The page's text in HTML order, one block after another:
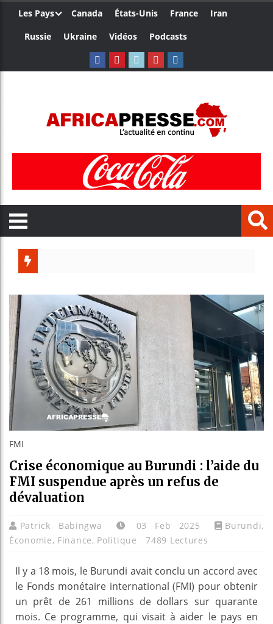
Les Pays Canada États-Unis France
Iran
Russie
Ukraine Vidéos Podcasts
Guinée
Bénin :
FMI
Crise économique au Burundi : l’aide du
FMI suspendue après un refus de
dévaluation
Patrick Babingwa 03 Feb 2025 Burundi,
Économie, Finance, Politique 7489 Lectures
Il y a 18 mois, le Burundi avait conclu un accord avec
le Fonds monétaire international (FMI) pour obtenir
un prêt de 261 millions de dollars sur quarante
mois. Ce programme, qui visait à aider le pays en